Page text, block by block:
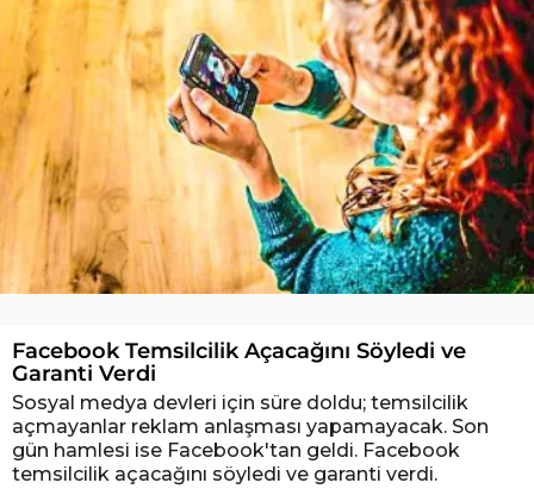
Facebook Temsilcilik Açacağını Söyledi ve
Garanti Verdi
Sosyal medya devleri için süre doldu; temsilcilik
açmayanlar reklam anlaşması yapamayacak. Son
gün hamlesi ise Facebook'tan geldi. Facebook
temsilcilik açacağını söyledi ve garanti verdi.